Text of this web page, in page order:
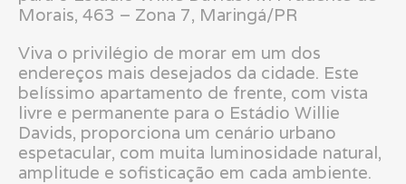
Morais, 463 – Zona 7, Maringá/PR
Viva o privilégio de morar em um dos
endereços mais desejados da cidade. Este
belíssimo apartamento de frente, com vista
livre e permanente para o Estádio Willie
Davids, proporciona um cenário urbano
espetacular, com muita luminosidade natural,
amplitude e sofisticação em cada ambiente.